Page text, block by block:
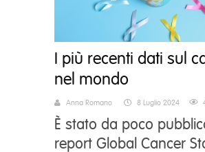
I più recenti dati sul
nel mondo
Anna Romano 8 Luglio 2024
È stato da poco
report Global Cancer